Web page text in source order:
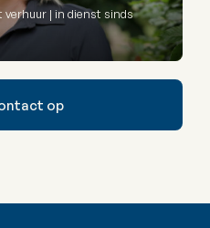
| in dienst sinds
op